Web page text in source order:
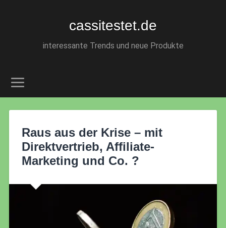
cassitestet.de
interessante Trends und neue Produkte
Raus aus der Krise – mit
Direktvertrieb, Affiliate-
Marketing und Co. ?